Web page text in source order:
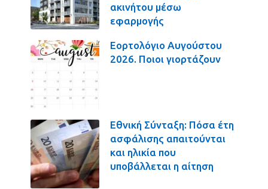
ακινήτου μέσω
εφαρμογής
Εορτολόγιο Αυγούστου
2026. Ποιοι γιορτάζουν
Εθνική Σύνταξη: Πόσα έτη
ασφάλισης απαιτούνται
και ηλικία που
υποβάλλεται η αίτηση